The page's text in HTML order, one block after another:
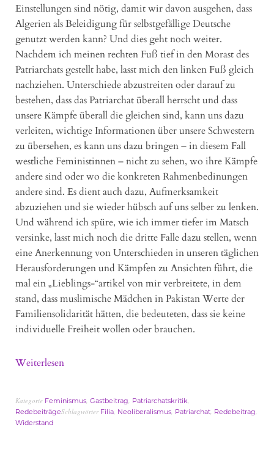
Einstellungen sind nötig, damit wir davon ausgehen, dass
Algerien als Beleidigung für selbstgefällige Deutsche
genutzt werden kann? Und dies geht noch weiter.
Nachdem ich meinen rechten Fuß tief in den Morast des
Patriarchats gestellt habe, lasst mich den linken Fuß gleich
nachziehen. Unterschiede abzustreiten oder darauf zu
bestehen, dass das Patriarchat überall herrscht und dass
unsere Kämpfe überall die gleichen sind, kann uns dazu
verleiten, wichtige Informationen über unsere Schwestern
zu übersehen, es kann uns dazu bringen – in diesem Fall
westliche Feministinnen – nicht zu sehen, wo ihre Kämpfe
andere sind oder wo die konkreten Rahmenbedinungen
andere sind. Es dient auch dazu, Aufmerksamkeit
abzuziehen und sie wieder hübsch auf uns selber zu lenken.
Und während ich spüre, wie ich immer tiefer im Matsch
versinke, lasst mich noch die dritte Falle dazu stellen, wenn
eine Anerkennung von Unterschieden in unseren täglichen
Herausforderungen und Kämpfen zu Ansichten führt, die
mal ein „Lieblings-“artikel von mir verbreitete, in dem
stand, dass muslimische Mädchen in Pakistan Werte der
Familiensolidarität hätten, die bedeuteten, dass sie keine
individuelle Freiheit wollen oder brauchen.
Weiterlesen
Kategorie Feminismus Gastbeitrag Patriarchatskritik
RedebeiträgeSchlagwörter Filia Neoliberalismus Patriarchat Redebeitrag
Widerstand